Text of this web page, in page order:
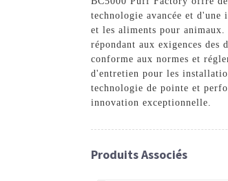
technologie avancée et
et les aliments pour
répondant aux exigences
conforme aux normes et
d'entretien pour les
technologie de pointe et
innovation exceptionnelle.
Produits Associés